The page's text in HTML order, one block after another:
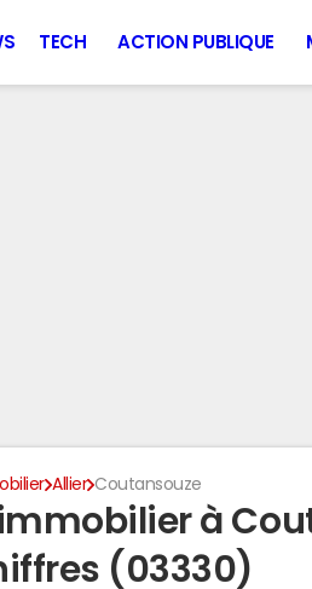
TECH ACTION PUBLIQUE
Allier Coutansouze
à
(03330)